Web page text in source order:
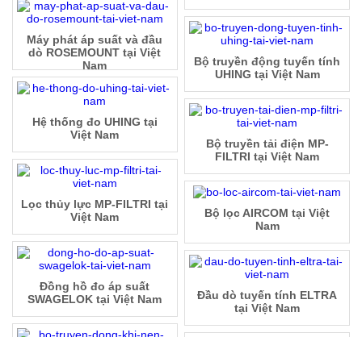
Máy phát áp suất và đầu
dò ROSEMOUNT tại Việt
Nam
Bộ truyền động tuyến tính
UHING tại Việt Nam
Hệ thống đo UHING tại
Việt Nam
Bộ truyền tải điện MP-
FILTRI tại Việt Nam
Lọc thủy lực MP-FILTRI tại
Việt Nam
Bộ lọc AIRCOM tại Việt
Nam
Đồng hồ đo áp suất
SWAGELOK tại Việt Nam
Đầu dò tuyến tính ELTRA
tại Việt Nam